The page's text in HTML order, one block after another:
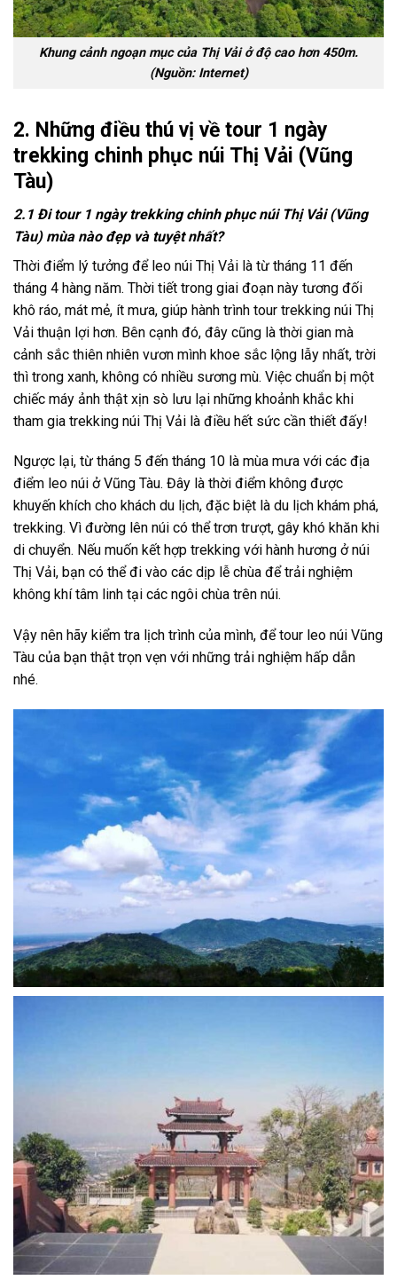
Khung cảnh ngoạn mục của Thị Vải ở độ cao hơn 450m.
(Nguồn: Internet)
2. Những điều thú vị về tour 1 ngày
trekking chinh phục núi Thị Vải (Vũng
Tàu)
2.1 Đi tour 1 ngày trekking chinh phục núi Thị Vải (Vũng
Tàu) mùa nào đẹp và tuyệt nhất?
Thời điểm lý tưởng đểleo núi Thị Vải là từ tháng 11 đến
tháng 4 hàng năm. Thời tiết trong giai đoạn này tương đối
khô ráo, mát mẻ, ít mưa, giúp hành trình tour trekking núi Thị
Vải thuận lợi hơn. Bên cạnh đó, đây cũng là thời gian mà
cảnh sắc thiên nhiên vươn mình khoe sắc lộng lẫy nhất, trời
thì trong xanh, không có nhiều sương mù. Việc chuẩn bị một
chiếc máy ảnh thật xịn sò lưu lại những khoảnh khắc khi
tham gia trekking núi Thị Vải là điều hết sức cần thiết đấy!
Ngược lại, từ tháng 5 đến tháng 10 là mùa mưa với các địa
điểm leo núi ở Vũng Tàu. Đây là thời điểm không được
khuyến khích cho khách du lịch, đặc biệt là du lịch khám phá,
trekking. Vì đường lên núi có thể trơn trượt, gây khó khăn khi
di chuyển. Nếu muốn kết hợp trekking với hành hương ở núi
Thị Vải, bạn có thể đi vào các dịp lễ chùa để trải nghiệm
không khí tâm linh tại các ngôi chùa trên núi.
Vậy nên hãy kiểm tra lịch trình của mình, đểtour leo núi Vũng
Tàu của bạn thật trọn vẹn với những trải nghiệm hấp dẫn
nhé.